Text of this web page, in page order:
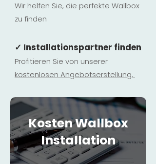
Wir helfen Sie, die perfekte Wallbox
zu finden
✓ Installationspartner finden
Profitieren Sie von unserer
kostenlosen Angebotserstellung.
Kosten Wallbox
Installation